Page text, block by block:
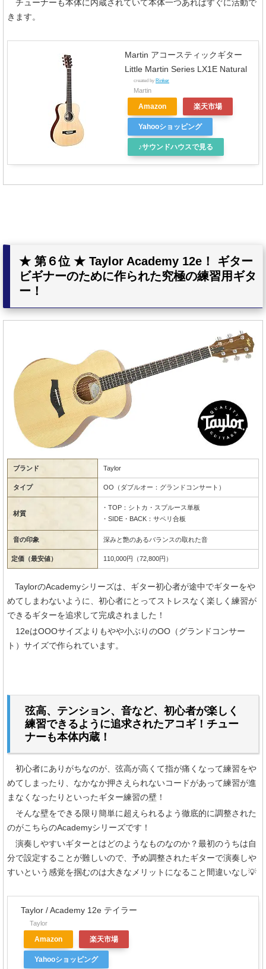
チューナーも本体に内蔵されていて本体一つあればすぐに活動で
きます。
Martin アコースティックギター
Little Martin Series LX1E Natural
created by Rinker
Martin
Amazon 楽天市場
Yahooショッピング
♪サウンドハウスで見る
★ 第６位 ★ Taylor Academy 12e！ ギター
ビギナーのために作られた究極の練習用ギタ
ー！
ブランド Taylor
タイプ OO（ダブルオー：グランドコンサート）
材質
・TOP：シトカ・スプルース単板
・SIDE・BACK：サペリ合板
音の印象 深みと艶のあるバランスの取れた音
定価（最安値） 110,000円（72,800円）
TaylorのAcademyシリーズは、ギター初心者が途中でギターをや
めてしまわないように、初心者にとってストレスなく楽しく練習が
できるギターを追求して完成されました！
12eはOOOサイズよりもやや小ぶりのOO（グランドコンサー
ト）サイズで作られています。
弦高、テンション、音など、初心者が楽しく
練習できるように追求されたアコギ！チュー
ナーも本体内蔵！
初心者にありがちなのが、弦高が高くて指が痛くなって練習をや
めてしまったり、なかなか押さえられないコードがあって練習が進
まなくなったりといったギター練習の壁！
そんな壁をできる限り簡単に超えられるよう徹底的に調整された
のがこちらのAcademyシリーズです！
演奏しやすいギターとはどのようなものなのか？最初のうちは自
分で設定することが難しいので、予め調整されたギターで演奏しや
すいという感覚を掴むのは大きなメリットになること間違いなし💡
Taylor / Academy 12e テイラー
Taylor
Amazon 楽天市場
Yahooショッピング